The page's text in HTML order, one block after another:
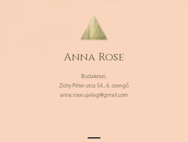
Anna Rose
Budakeszi,
Zichy Péter utca 54., 6. csengő
anna.rose.ujvilag@gmail.com